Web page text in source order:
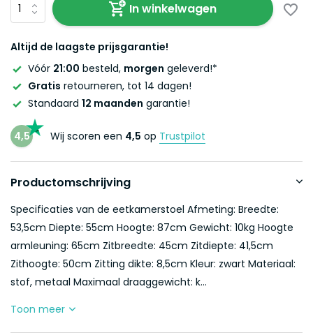
In winkelwagen
Altijd de laagste prijsgarantie!
Vóór 21:00 besteld, morgen geleverd!*
Gratis retourneren, tot 14 dagen!
Standaard 12 maanden garantie!
4,5 Wij scoren een 4,5 op Trustpilot
Productomschrijving
Specificaties van de eetkamerstoel Afmeting: Breedte:
53,5cm Diepte: 55cm Hoogte: 87cm Gewicht: 10kg Hoogte
armleuning: 65cm Zitbreedte: 45cm Zitdiepte: 41,5cm
Zithoogte: 50cm Zitting dikte: 8,5cm Kleur: zwart Materiaal:
stof, metaal Maximaal draaggewicht: k...
Toon meer